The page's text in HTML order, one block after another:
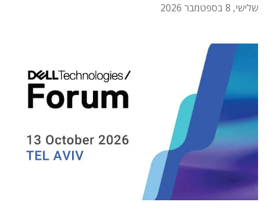
שלישי, 8 בספטמבר 2026